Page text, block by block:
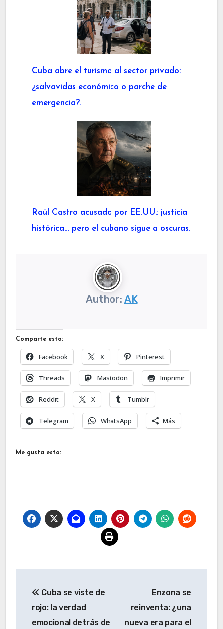
Cuba abre el turismo al sector privado:
¿salvavidas económico o parche de
emergencia?.
Raúl Castro acusado por EE.UU.: justicia
histórica… pero el cubano sigue a oscuras.
Author: AK
Comparte esto:
Facebook X Pinterest
Threads Mastodon Imprimir
Reddit X Tumblr
Telegram WhatsApp Más
Me gusta esto:
de
entradas
Cuba se viste de
rojo: la verdad
emocional detrás de
Enzona se
reinventa: ¿una
nueva era para el